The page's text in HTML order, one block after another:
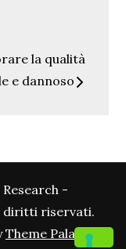
la qualità
e dannoso
-
diritti riservati.
Theme Palace